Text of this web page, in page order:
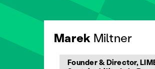
Marek Miltner
Founder & Director,